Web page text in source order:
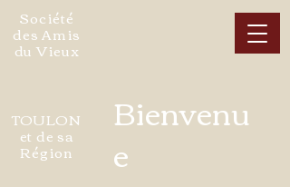
Société
des Amis
du Vieux
TOULON
et de sa
Région
Bienvenu
e